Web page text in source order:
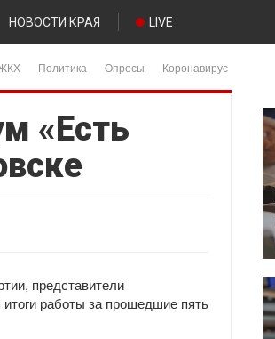
НОВОСТИ КРАЯ LIVE
Политика Опросы Коронавирус
«Есть
представители
работы за прошедшие пять